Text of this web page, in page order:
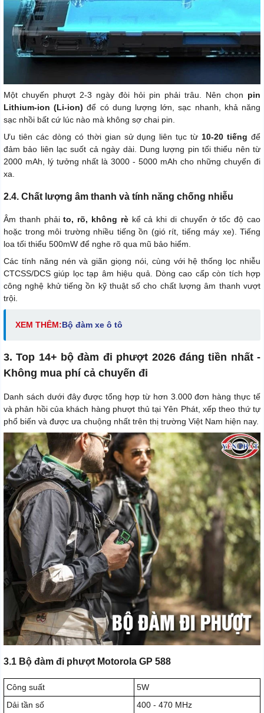
Một chuyến phượt 2-3 ngày đòi hỏi pin phải trâu. Nên chọn pin
Lithium-ion (Li-ion) để có dung lượng lớn, sạc nhanh, khả năng
sạc nhồi bất cứ lúc nào mà không sợ chai pin.
Ưu tiên các dòng có thời gian sử dụng liên tục từ10-20 tiếng để
đảm bảo liên lạc suốt cả ngày dài. Dung lượng pin tối thiểu nên từ
2000 mAh, lý tưởng nhất là 3000 - 5000 mAh cho những chuyến đi
xa.
2.4. Chất lượng âm thanh và tính năng chống nhiễu
Âm thanh phảito, rõ, không rèkể cả khi di chuyển ở tốc độ cao
hoặc trong môi trường nhiều tiếng ồn (gió rít, tiếng máy xe). Tiếng
loa tối thiểu 500mW để nghe rõ qua mũ bảo hiểm.
Các tính năng nén và giãn giọng nói, cùng với hệ thống lọc nhiễu
CTCSS/DCS giúp lọc tạp âm hiệu quả. Dòng cao cấp còn tích hợp
công nghệ khử tiếng ồn kỹ thuật số cho chất lượng âm thanh vượt
trội.
XEM THÊM:Bộ đàm xe ô tô
3. Top 14+ bộ đàm đi phượt 2026 đáng tiền nhất -
Không mua phí cả chuyến đi
Danh sách dưới đây được tổng hợp từ hơn 3.000 đơn hàng thực tế
và phản hồi của khách hàng phượt thủ tại Yên Phát, xếp theo thứ tự
phổ biến và được ưa chuộng nhất trên thị trường Việt Nam hiện nay.
3.1 Bộ đàm đi phượt Motorola GP 588
Công suất
5W
Dải tần số
400 - 470 MHz